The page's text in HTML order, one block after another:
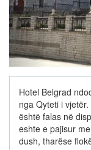
Hotel Belgrad
nga Qyteti i
është falas në
eshte e pajisur
dush, tharëse